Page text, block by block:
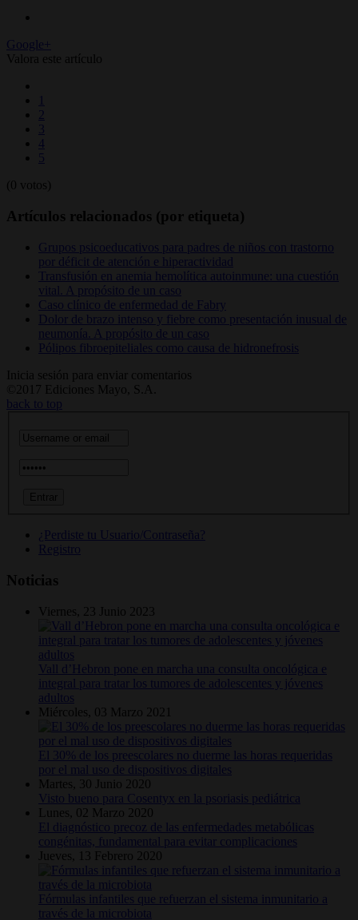
Google+
Valora este artículo
1
2
3
4
5
(0 votos)
Artículos relacionados (por etiqueta)
Grupos psicoeducativos para padres de niños con trastorno
por déficit de atención e hiperactividad
Transfusión en anemia hemolítica autoinmune: una cuestión
vital. A propósito de un caso
Caso clínico de enfermedad de Fabry
Dolor de brazo intenso y fiebre como presentación inusual de
neumonía. A propósito de un caso
Pólipos fibroepiteliales como causa de hidronefrosis
Inicia sesión para enviar comentarios
©2017 Ediciones Mayo, S.A.
back to top
¿Perdiste tu Usuario/Contraseña?
Registro
Noticias
Viernes, 23 Junio 2023
Vall d’Hebron pone en marcha una consulta oncológica e
integral para tratar los tumores de adolescentes y jóvenes
adultos
Miércoles, 03 Marzo 2021
El 30% de los preescolares no duerme las horas requeridas
por el mal uso de dispositivos digitales
Martes, 30 Junio 2020
Visto bueno para Cosentyx en la psoriasis pediátrica
Lunes, 02 Marzo 2020
El diagnóstico precoz de las enfermedades metabólicas
congénitas, fundamental para evitar complicaciones
Jueves, 13 Febrero 2020
Fórmulas infantiles que refuerzan el sistema inmunitario a
través de la microbiota